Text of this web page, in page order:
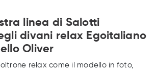
linea di Salotti
divani relax Egoitaliano
Oliver
relax come il modello in foto,